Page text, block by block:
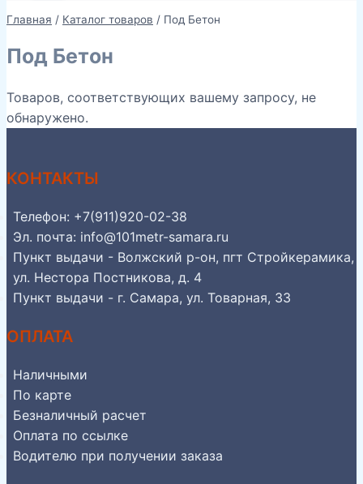
Главная / Каталог товаров / Под Бетон
Под Бетон
Товаров, соответствующих вашему запросу, не
обнаружено.
КОНТАКТЫ
Телефон: +7(911)920-02-38
Эл. почта: info@101metr-samara.ru
Пункт выдачи - Волжский р-он, пгт Стройкерамика,
ул. Нестора Постникова, д. 4
Пункт выдачи - г. Самара, ул. Товарная, 33
ОПЛАТА
Наличными
По карте
Безналичный расчет
Оплата по ссылке
Водителю при получении заказа